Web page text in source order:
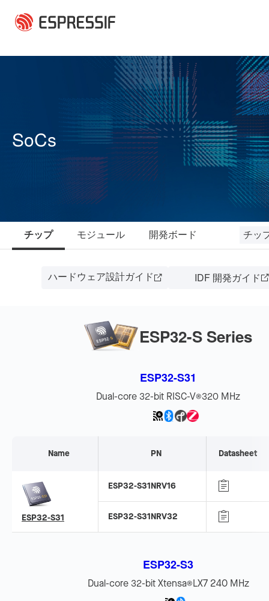
SoCs
チップ モジュール 開発ボード チッ
ハードウェア設計ガイド IDF 開発ガイド
ESP32-S Series
ESP32-S31
Dual-core 32-bit RISC-V®320 MHz
Name PN Datasheet
ESP32-S31
ESP32-S31NRV16
ESP32-S31NRV32
ESP32-S3
Dual-core 32-bit Xtensa® LX7 240 MHz